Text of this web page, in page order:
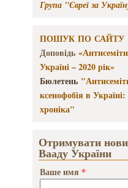
Група "Євреї за
ПОШУК ПО САЙТУ
Доповідь
Україні – 2020 рік»
Бюлетень
ксенофобія в Україні:
хроніка"
Отримувати
Вааду України
Ваше имя *